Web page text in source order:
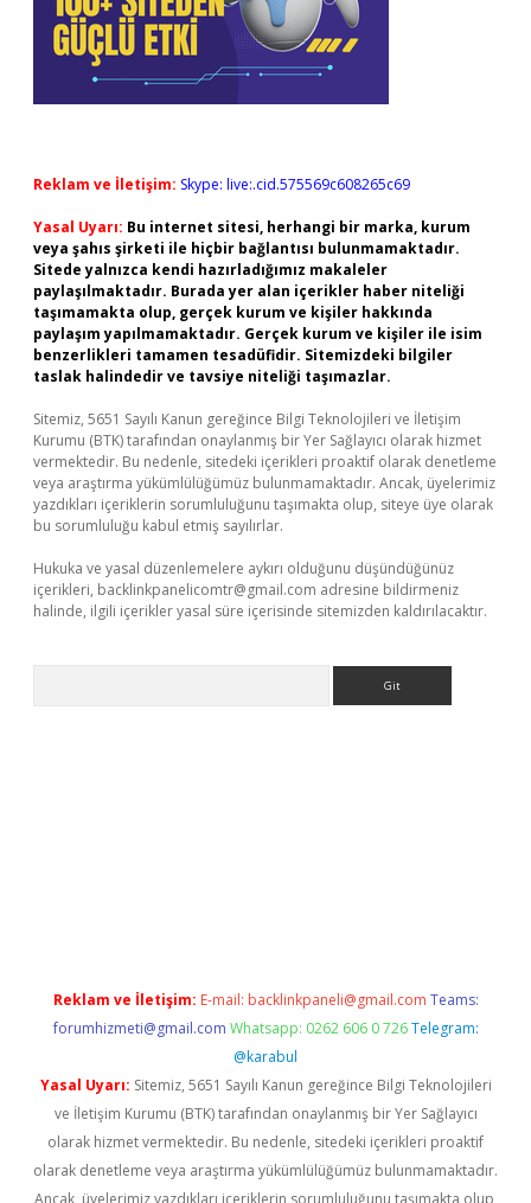
Reklam ve İletişim: Skype: live:.cid.575569c608265c69
Yasal Uyarı: Bu internet sitesi, herhangi bir marka, kurum
veya şahıs şirketi ile hiçbir bağlantısı bulunmamaktadır.
Sitede yalnızca kendi hazırladığımız makaleler
paylaşılmaktadır. Burada yer alan içerikler haber niteliği
taşımamakta olup, gerçek kurum ve kişiler hakkında
paylaşım yapılmamaktadır. Gerçek kurum ve kişiler ile isim
benzerlikleri tamamen tesadüfidir. Sitemizdeki bilgiler
taslak halindedir ve tavsiye niteliği taşımazlar.
Sitemiz, 5651 Sayılı Kanun gereğince Bilgi Teknolojileri ve İletişim
Kurumu (BTK) tarafından onaylanmış bir Yer Sağlayıcı olarak hizmet
vermektedir. Bu nedenle, sitedeki içerikleri proaktif olarak denetleme
veya araştırma yükümlülüğümüz bulunmamaktadır. Ancak, üyelerimiz
yazdıkları içeriklerin sorumluluğunu taşımakta olup, siteye üye olarak
bu sorumluluğu kabul etmiş sayılırlar.
Hukuka ve yasal düzenlemelere aykırı olduğunu düşündüğünüz
içerikleri, backlinkpanelicomtr@gmail.com adresine bildirmeniz
halinde, ilgili içerikler yasal süre içerisinde sitemizden kaldırılacaktır.
Reklam ve İletişim: E-mail: backlinkpaneli@gmail.com Teams:
forumhizmeti@gmail.com Whatsapp: 0262 606 0 726 Telegram:
@karabul
Yasal Uyarı: Sitemiz, 5651 Sayılı Kanun gereğince Bilgi Teknolojileri
ve İletişim Kurumu (BTK) tarafından onaylanmış bir Yer Sağlayıcı
olarak hizmet vermektedir. Bu nedenle, sitedeki içerikleri proaktif
olarak denetleme veya araştırma yükümlülüğümüz bulunmamaktadır.
Ancak, üyelerimiz yazdıkları içeriklerin sorumluluğunu taşımakta olup,